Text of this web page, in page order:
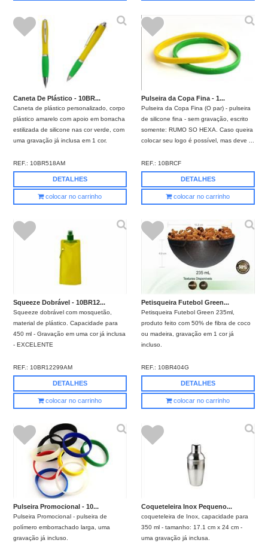
Caneta De Plástico - 10BR...
Caneta de plástico personalizado, corpo
plástico amarelo com apoio em borracha
estilizada de silicone nas cor verde, com
uma gravação já inclusa em 1 cor.
REF.: 10BR518AM
DETALHES
colocar no carrinho
Pulseira da Copa Fina - 1...
Pulseira da Copa Fina (O par) - pulseira
de silicone fina - sem gravação, escrito
somente: RUMO SO HEXA. Caso queira
colocar seu logo é possível, mas deve ...
REF.: 10BRCF
DETALHES
colocar no carrinho
Squeeze Dobrável - 10BR12...
Squeeze dobrável com mosquetão,
material de plástico. Capacidade para
450 ml - Gravação em uma cor já inclusa
- EXCELENTE
REF.: 10BR12299AM
DETALHES
colocar no carrinho
Petisqueira Futebol Green...
Petisqueira Futebol Green 235ml,
produto feito com 50% de fibra de coco
ou madeira, gravação em 1 cor já
incluso.
REF.: 10BR404G
DETALHES
colocar no carrinho
Pulseira Promocional - 10...
Pulseira Promocional - pulseira de
polímero emborrachado larga, uma
gravação já incluso.
Coqueteleira Inox Pequeno...
coqueteleira de Inox, capacidade para
350 ml - tamanho: 17.1 cm x 24 cm -
uma gravação já inclusa.